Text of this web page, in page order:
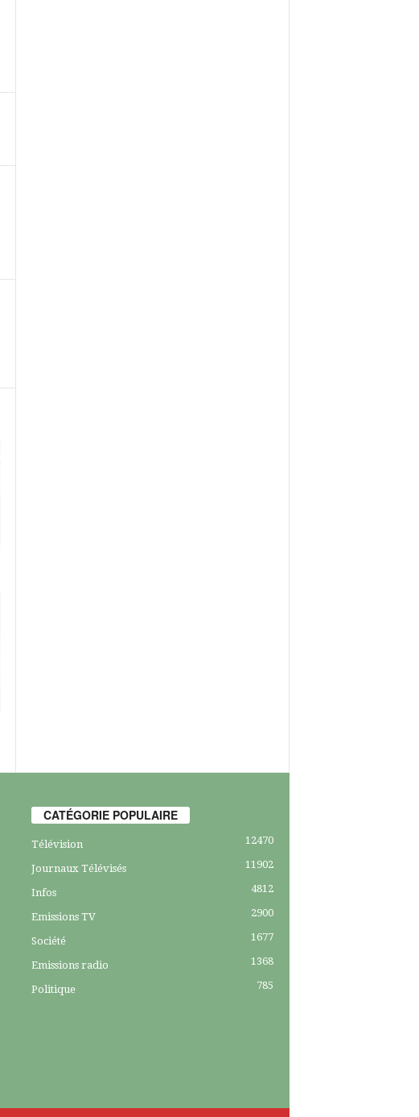
CATÉGORIE POPULAIRE
Télévision 12470
Journaux Télévisés 11902
Infos 4812
Emissions TV 2900
Société 1677
Emissions radio 1368
Politique 785